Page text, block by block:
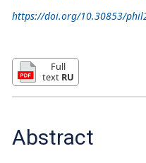
https://doi.org/10.30853/
Full
text RU
Abstract